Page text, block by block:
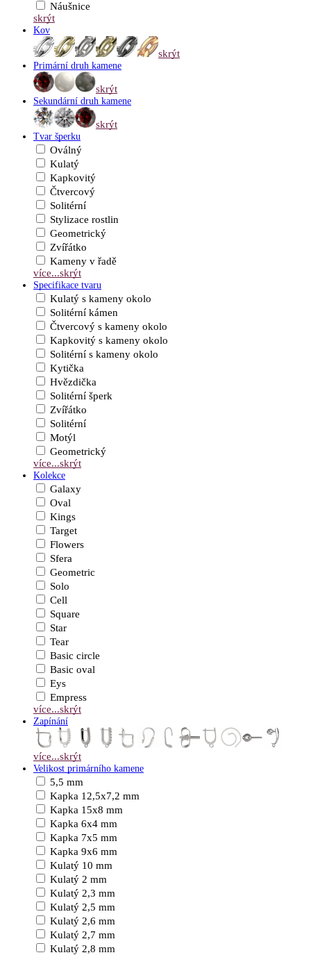
Náušnice
skrýt
Kov
skrýt
Primární druh kamene
skrýt
Sekundární druh kamene
skrýt
Tvar šperku
Oválný
Kulatý
Kapkovitý
Čtvercový
Solitérní
Stylizace rostlin
Geometrický
Zvířátko
Kameny v řadě
více...skrýt
Specifikace tvaru
Kulatý s kameny okolo
Solitérní kámen
Čtvercový s kameny okolo
Kapkovitý s kameny okolo
Solitérní s kameny okolo
Kytička
Hvězdička
Solitérní šperk
Zvířátko
Solitérní
Motýl
Geometrický
více...skrýt
Kolekce
Galaxy
Oval
Kings
Target
Flowers
Sfera
Geometric
Solo
Cell
Square
Star
Tear
Basic circle
Basic oval
Eys
Empress
více...skrýt
Zapínání
více...skrýt
Velikost primárního kamene
5,5 mm
Kapka 12,5x7,2 mm
Kapka 15x8 mm
Kapka 6x4 mm
Kapka 7x5 mm
Kapka 9x6 mm
Kulatý 10 mm
Kulatý 2 mm
Kulatý 2,3 mm
Kulatý 2,5 mm
Kulatý 2,6 mm
Kulatý 2,7 mm
Kulatý 2,8 mm